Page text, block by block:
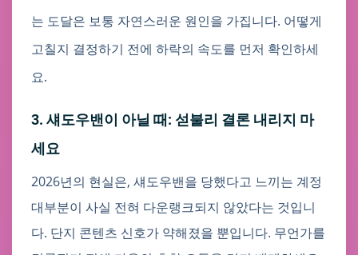
는 도달은 보통 자연스러운 원인을 가집니다. 어떻게
고칠지 결정하기 전에 하락의 속도를 먼저 확인하세
요.
3. 섀도우밴이 아닐 때: 섣불리 결론 내리지 마
세요
2026년의 현실은, 섀도우밴을 당했다고 느끼는 계정
대부분이 사실 전혀 다운랭크되지 않았다는 것입니
다. 단지 콘텐츠 신호가 약해졌을 뿐입니다. 무언가를